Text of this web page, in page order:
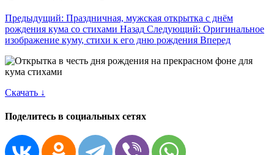
Предыдущий: Праздничная, мужская открытка с днём
рождения кума со стихами Назад Следующий: Оригинальное
изображение куму, стихи к его дню рождения Вперед
Скачать ↓
Поделитесь в социальных сетях